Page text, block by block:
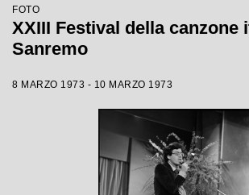
FOTO
XXIII Festival della canzone
Sanremo
8 MARZO 1973 - 10 MARZO 1973